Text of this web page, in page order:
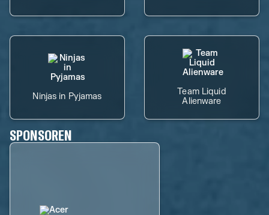
Ninjas in Pyjamas
Team Liquid
Alienware
SPONSOREN